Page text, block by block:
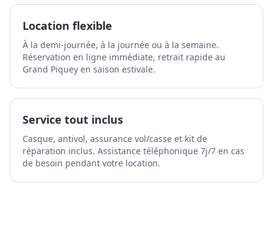
Location flexible
À la demi-journée, à la journée ou à la semaine.
Réservation en ligne immédiate, retrait rapide au
Grand Piquey en saison estivale.
Service tout inclus
Casque, antivol, assurance vol/casse et kit de
réparation inclus. Assistance téléphonique 7j/7 en cas
de besoin pendant votre location.